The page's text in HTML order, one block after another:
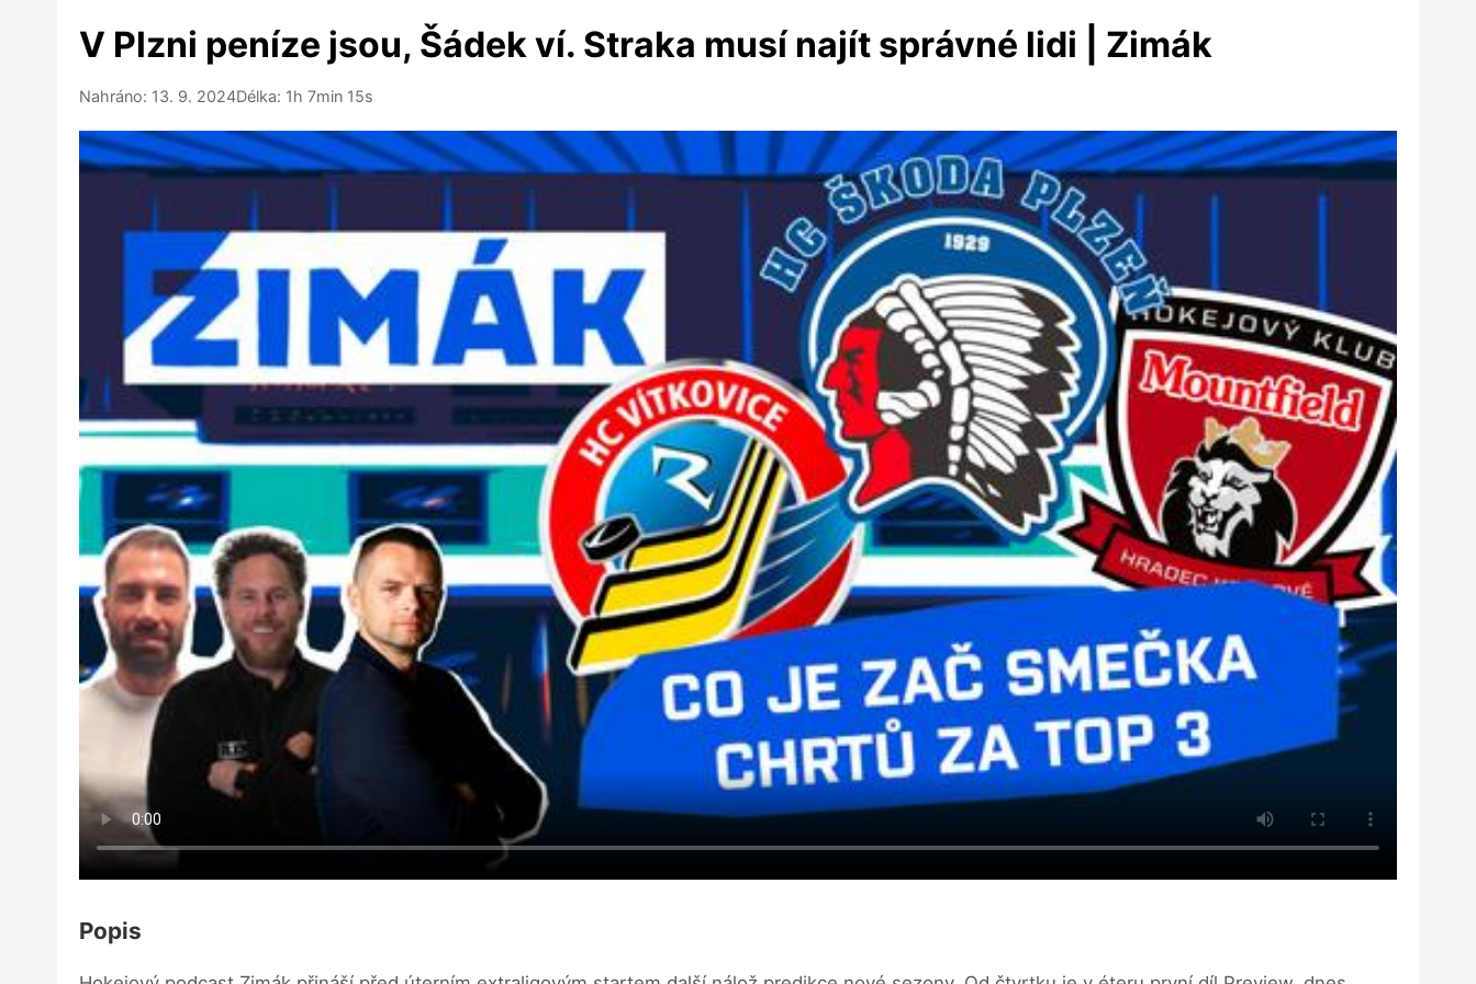
V Plzni peníze jsou, Šádek ví. Straka musí najít správné lidi | Zimák
Nahráno: 13. 9. 2024Délka: 1h 7min 15s
Popis